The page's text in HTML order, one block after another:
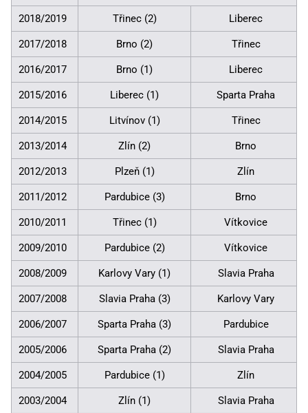
2018/2019 Třinec (2) Liberec
2017/2018 Brno (2) Třinec
2016/2017 Brno (1) Liberec
2015/2016 Liberec (1) Sparta Praha
2014/2015 Litvínov (1) Třinec
2013/2014 Zlín (2) Brno
2012/2013 Plzeň (1) Zlín
2011/2012 Pardubice (3) Brno
2010/2011 Třinec (1) Vítkovice
2009/2010 Pardubice (2) Vítkovice
2008/2009 Karlovy Vary (1) Slavia Praha
2007/2008 Slavia Praha (3) Karlovy Vary
2006/2007 Sparta Praha (3) Pardubice
2005/2006 Sparta Praha (2) Slavia Praha
2004/2005 Pardubice (1) Zlín
2003/2004 Zlín (1) Slavia Praha